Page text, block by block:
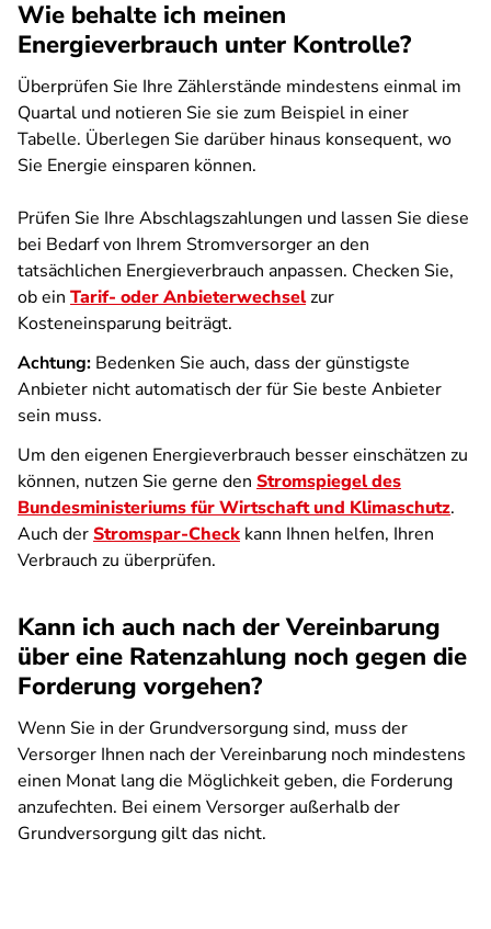
Wie behalte ich meinen
Energieverbrauch unter Kontrolle?
Überprüfen Sie Ihre Zählerstände mindestens einmal im
Quartal und notieren Sie sie zum Beispiel in einer
Tabelle. Überlegen Sie darüber hinaus konsequent, wo
Sie Energie einsparen können.
Prüfen Sie Ihre Abschlagszahlungen und lassen Sie diese
bei Bedarf von Ihrem Stromversorger an den
tatsächlichen Energieverbrauch anpassen. Checken Sie,
ob ein Tarif- oder Anbieterwechselzur
Kosteneinsparung beiträgt.
Achtung: Bedenken Sie auch, dass der günstigste
Anbieter nicht automatisch der für Sie beste Anbieter
sein muss.
Um den eigenen Energieverbrauch besser einschätzen zu
können, nutzen Sie gerne den Stromspiegel des
Bundesministeriums für Wirtschaft und Klimaschutz.
Auch derStromspar-Check kann Ihnen helfen, Ihren
Verbrauch zu überprüfen.
Kann ich auch nach der Vereinbarung
über eine Ratenzahlung noch gegen die
Forderung vorgehen?
Wenn Sie in der Grundversorgung sind, muss der
Versorger Ihnen nach der Vereinbarung noch mindestens
einen Monat lang die Möglichkeit geben, die Forderung
anzufechten. Bei einem Versorger außerhalb der
Grundversorgung gilt das nicht.